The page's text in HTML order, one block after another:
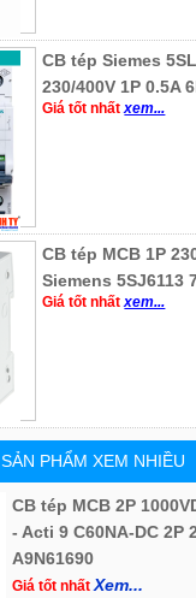
CB tép Siemes
230/400V 1P 0.5A
Giá tốt nhấtxem...
CB tép MCB 1P
Siemens 5SJ6113
Giá tốt nhấtxem...
SẢN PHẨM XEM NHIỀU
CB tép MCB 2P
- Acti 9 C60NA-DC 2P
A9N61690
Giá tốt nhấtXem...